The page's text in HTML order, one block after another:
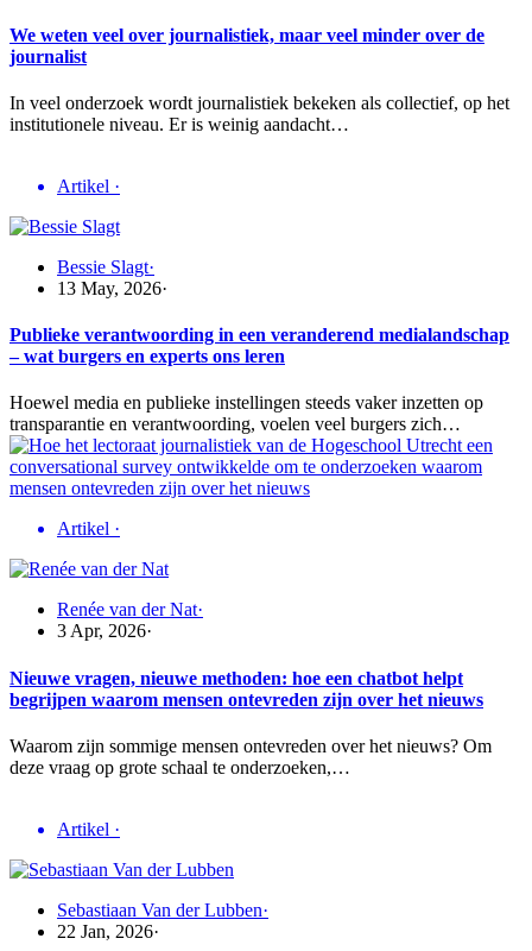
We weten veel over journalistiek, maar veel minder over de
journalist
In veel onderzoek wordt journalistiek bekeken als collectief, op het
institutionele niveau. Er is weinig aandacht…
Artikel ·
Bessie Slagt·
13 May, 2026·
Publieke verantwoording in een veranderend medialandschap
– wat burgers en experts ons leren
Hoewel media en publieke instellingen steeds vaker inzetten op
transparantie en verantwoording, voelen veel burgers zich…
Artikel ·
Renée van der Nat·
3 Apr, 2026·
Nieuwe vragen, nieuwe methoden: hoe een chatbot helpt
begrijpen waarom mensen ontevreden zijn over het nieuws
Waarom zijn sommige mensen ontevreden over het nieuws? Om
deze vraag op grote schaal te onderzoeken,…
Artikel ·
Sebastiaan Van der Lubben·
22 Jan, 2026·